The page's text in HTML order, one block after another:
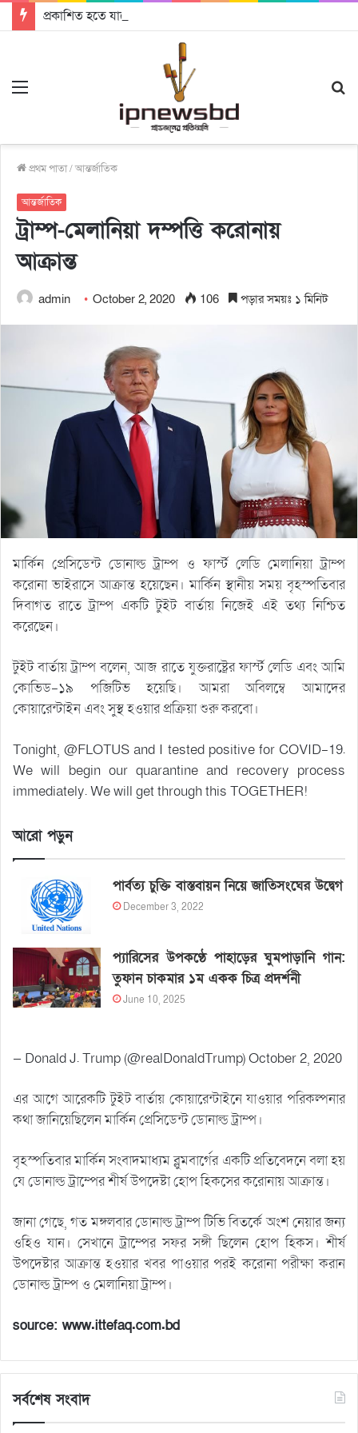
প্রকাশিত হতে যাচ্ছে দি রাবুগার নতুন গান ‘Baljanggi’
প্রথম পাতা/আন্তর্জাতিক
আন্তর্জাতিক
ট্রাম্প-মেলানিয়া দম্পত্তি করোনায়
আক্রান্ত
admin October 2, 2020 106 পড়ার সময়ঃ ১ মিনিট
মার্কিন প্রেসিডেন্ট ডোনাল্ড ট্রাম্প ও ফার্স্ট লেডি মেলানিয়া ট্রাম্প
করোনা ভাইরাসে আক্রান্ত হয়েছেন। মার্কিন স্থানীয় সময় বৃহস্পতিবার
দিবাগত রাতে ট্রাম্প একটি টুইট বার্তায় নিজেই এই তথ্য নিশ্চিত
করেছেন।
টুইট বার্তায় ট্রাম্প বলেন, আজ রাতে যুক্তরাষ্ট্রের ফার্স্ট লেডি এবং আমি
কোভিড-১৯ পজিটিভ হয়েছি। আমরা অবিলম্বে আমাদের
কোয়ারেন্টাইন এবং সুস্থ হওয়ার প্রক্রিয়া শুরু করবো।
Tonight, @FLOTUS and I tested positive for COVID-19.
We will begin our quarantine and recovery process
immediately. We will get through this TOGETHER!
আরো পড়ুন
পার্বত্য চুক্তি বাস্তবায়ন নিয়ে জাতিসংঘের উদ্বেগ
December 3, 2022
প্যারিসের উপকণ্ঠে পাহাড়ের ঘুমপাড়ানি গান:
তুফান চাকমার ১ম একক চিত্র প্রদর্শনী
June 10, 2025
— Donald J. Trump (@realDonaldTrump) October 2, 2020
এর আগে আরেকটি টুইট বার্তায় কোয়ারেন্টাইনে যাওয়ার পরিকল্পনার
কথা জানিয়েছিলেন মার্কিন প্রেসিডেন্ট ডোনাল্ড ট্রাম্প।
বৃহস্পতিবার মার্কিন সংবাদমাধ্যম ব্লুমবার্গের একটি প্রতিবেদনে বলা হয়
যে ডোনাল্ড ট্রাম্পের শীর্ষ উপদেষ্টা হোপ হিকসের করোনায় আক্রান্ত।
জানা গেছে, গত মঙ্গলবার ডোনাল্ড ট্রাম্প টিভি বিতর্কে অংশ নেয়ার জন্য
ওহিও যান। সেখানে ট্রাম্পের সফর সঙ্গী ছিলেন হোপ হিকস। শীর্ষ
উপদেষ্টার আক্রান্ত হওয়ার খবর পাওয়ার পরই করোনা পরীক্ষা করান
ডোনাল্ড ট্রাম্প ও মেলানিয়া ট্রাম্প।
source: www.ittefaq.com.bd
সর্বশেষ সংবাদ